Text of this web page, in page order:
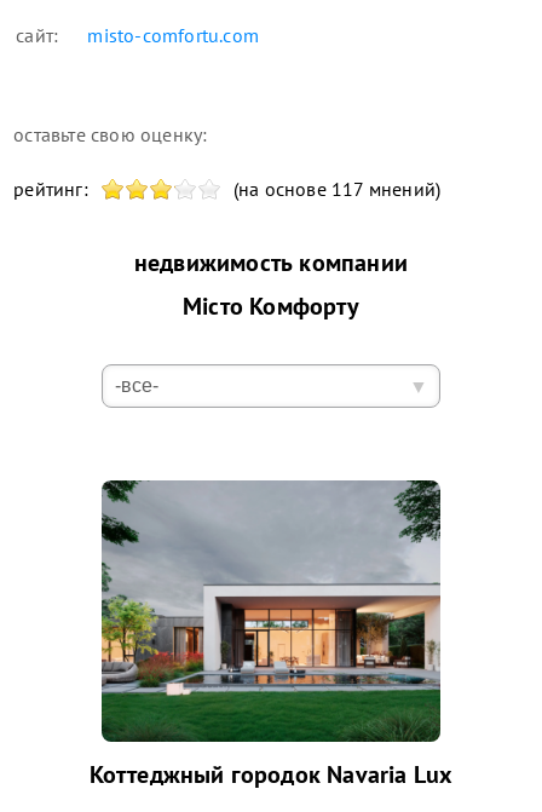
сайт: misto-comfortu.com
оставьте свою оценку:
рейтинг: (на основе 117 мнений)
недвижимость компании
Місто Комфорту
Коттеджный городок Navaria Lux